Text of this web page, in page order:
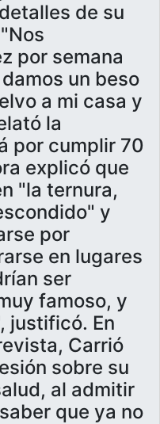
de su
por semana
un beso
a mi casa y
la
por cumplir 70
explicó que
"la ternura,
y
por
en lugares
ser
famoso, y
justificó. En
Carrió
sobre su
al admitir
que ya no